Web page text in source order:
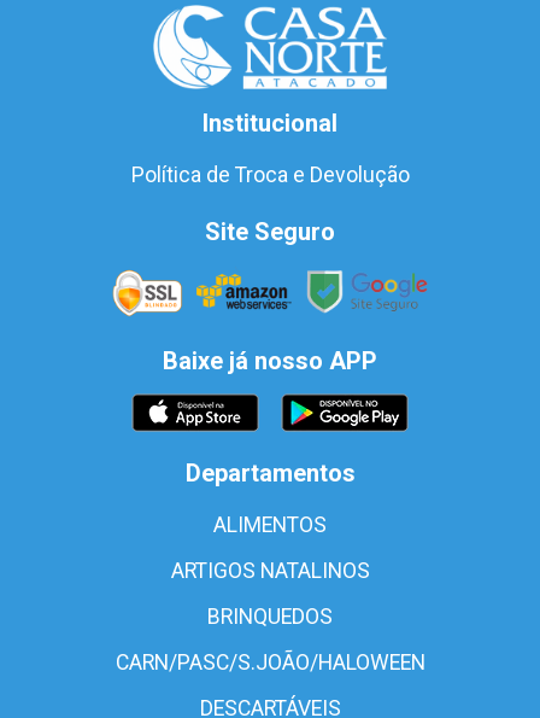
Institucional
Política de Troca e Devolução
Site Seguro
Baixe já nosso APP
Departamentos
ALIMENTOS
ARTIGOS NATALINOS
BRINQUEDOS
CARN/PASC/S.JOÃO/HALOWEEN
DESCARTÁVEIS